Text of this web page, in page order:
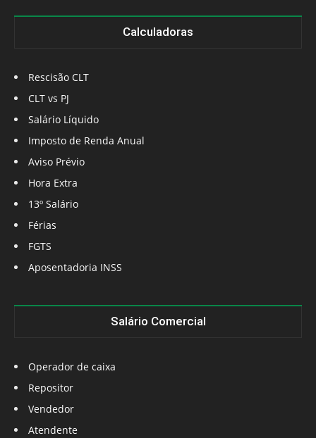
Calculadoras
Rescisão CLT
CLT vs PJ
Salário Líquido
Imposto de Renda Anual
Aviso Prévio
Hora Extra
13º Salário
Férias
FGTS
Aposentadoria INSS
Salário Comercial
Operador de caixa
Repositor
Vendedor
Atendente